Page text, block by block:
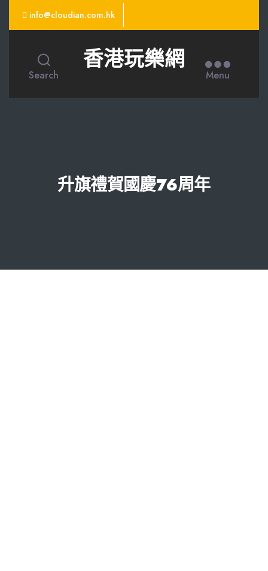
info@cloudian.com.hk
Search
香港玩樂網
Menu
升旗禮賀國慶76周年